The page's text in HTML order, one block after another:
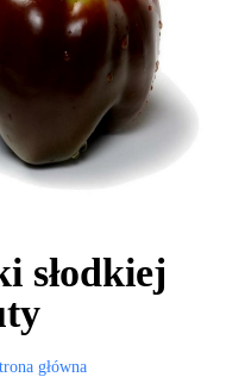
słodkiej
główna